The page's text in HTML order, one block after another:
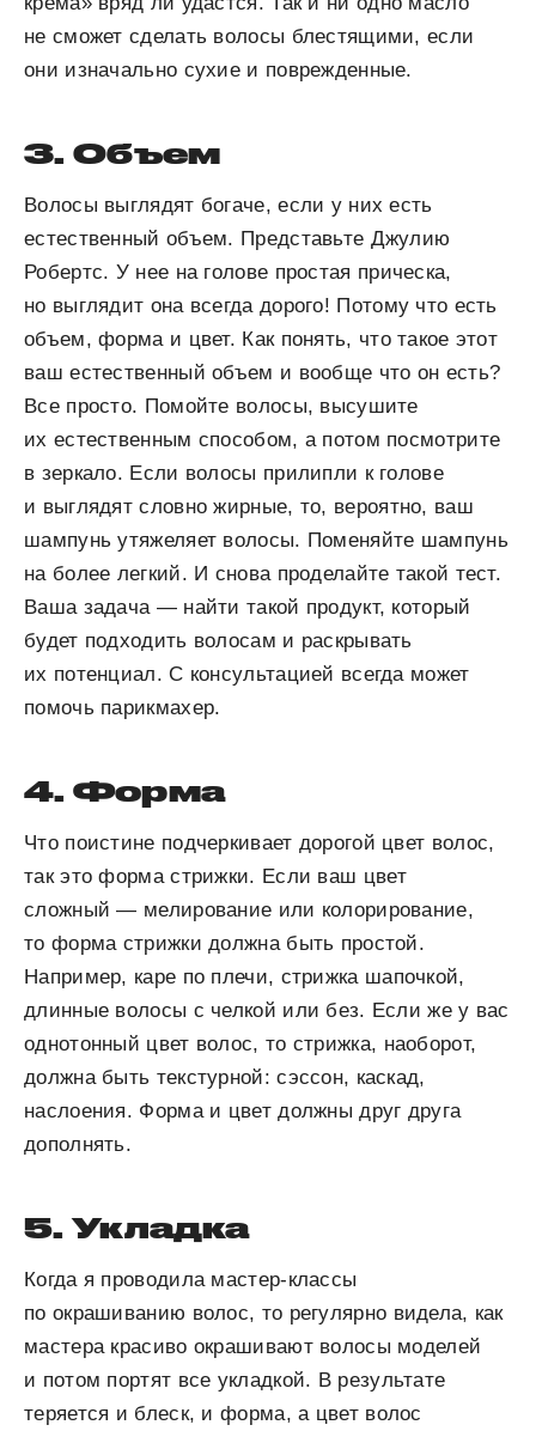
не сможет сделать волосы блестящими, если
они изначально сухие и поврежденные.
3. Объем
Волосы выглядят богаче, если у них есть
естественный объем. Представьте Джулию
Робертс. У нее на голове простая прическа,
но выглядит она всегда дорого! Потому что есть
объем, форма и цвет. Как понять, что такое этот
ваш естественный объем и вообще что он есть?
Все просто. Помойте волосы, высушите
их естественным способом, а потом посмотрите
в зеркало. Если волосы прилипли к голове
и выглядят словно жирные, то, вероятно, ваш
шампунь утяжеляет волосы. Поменяйте шампунь
на более легкий. И снова проделайте такой тест.
Ваша задача — найти такой продукт, который
будет подходить волосам и раскрывать
их потенциал. С консультацией всегда может
помочь парикмахер.
4. Форма
Что поистине подчеркивает дорогой цвет волос,
так это форма стрижки. Если ваш цвет
сложный — мелирование или колорирование,
то форма стрижки должна быть простой.
Например, каре по плечи, стрижка шапочкой,
длинные волосы с челкой или без. Если же у вас
однотонный цвет волос, то стрижка, наоборот,
должна быть текстурной: сэссон, каскад,
наслоения. Форма и цвет должны друг друга
дополнять.
5. Укладка
Когда я проводила мастер-классы
по окрашиванию волос, то регулярно видела, как
мастера красиво окрашивают волосы моделей
и потом портят все укладкой. В результате
теряется и блеск, и форма, а цвет волос